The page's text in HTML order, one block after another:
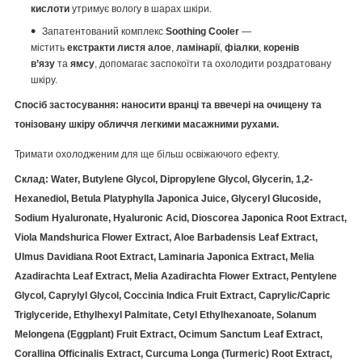
кислоти утримує вологу в шарах шкіри.
Запатентований комплекс Soothing Cooler —
містить екстракти листя алое, ламінарії, фіалки, коренів
в’язу та ямсу, допомагає заспокоїти та охолодити роздратовану
шкіру.
Спосіб застосування: наносити вранці та ввечері на очищену та
тонізовану шкіру обличчя легкими масажними рухами.
Тримати охолодженим для ще більш освіжаючого ефекту.
Cклад: Water, Butylene Glycol, Dipropylene Glycol, Glycerin, 1,2-
Hexanediol, Betula Platyphylla Japonica Juice, Glyceryl Glucoside,
Sodium Hyaluronate, Hyaluronic Acid, Dioscorea Japonica Root Extract,
Viola Mandshurica Flower Extract, Aloe Barbadensis Leaf Extract,
Ulmus Davidiana Root Extract, Laminaria Japonica Extract, Melia
Azadirachta Leaf Extract, Melia Azadirachta Flower Extract, Pentylene
Glycol, Caprylyl Glycol, Coccinia Indica Fruit Extract, Caprylic/Capric
Triglyceride, Ethylhexyl Palmitate, Cetyl Ethylhexanoate, Solanum
Melongena (Eggplant) Fruit Extract, Ocimum Sanctum Leaf Extract,
Corallina Officinalis Extract, Curcuma Longa (Turmeric) Root Extract,